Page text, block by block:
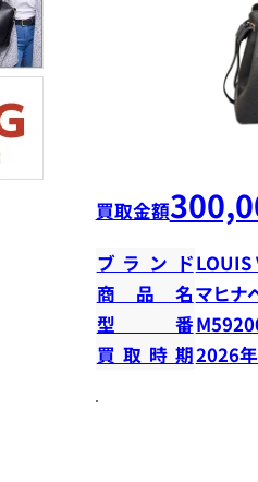
買取金額
ブランドLOUIS
商品名マヒナ
型番
買取時期2026